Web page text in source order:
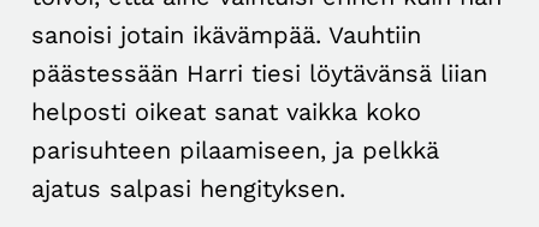
sanoisi jotain ikävämpää. Vauhtiin
päästessään Harri tiesi löytävänsä liian
helposti oikeat sanat vaikka koko
parisuhteen pilaamiseen, ja pelkkä
ajatus salpasi hengityksen.